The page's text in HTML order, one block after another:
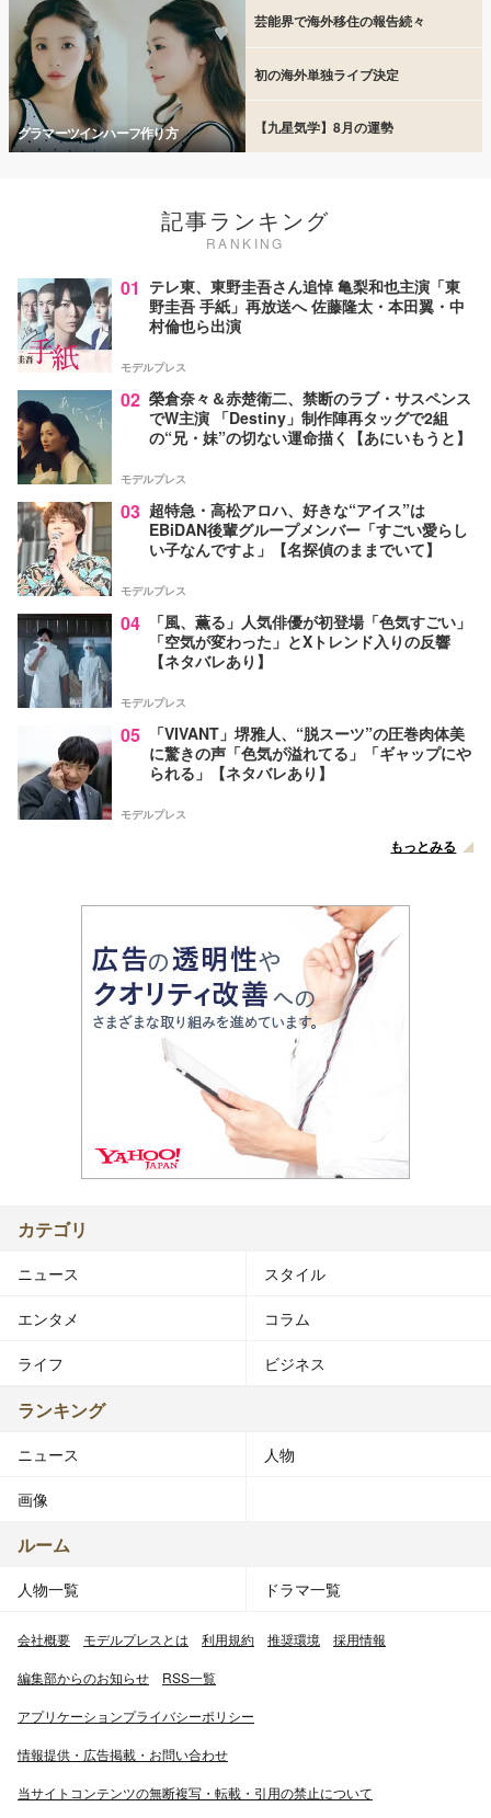
グラマーツインハーフ作り方
芸能界で海外移住の報告続々
初の海外単独ライブ決定
【九星気学】8月の運勢
記事ランキング
RANKING
01 テレ東、東野圭吾さん追悼 亀梨和也主演「東
野圭吾 手紙」再放送へ 佐藤隆太・本田翼・中
村倫也ら出演
モデルプレス
02 榮倉奈々＆赤楚衛二、禁断のラブ・サスペンス
でW主演 「Destiny」制作陣再タッグで2組
の“兄・妹”の切ない運命描く【あにいもうと】
モデルプレス
03 超特急・高松アロハ、好きな“アイス”は
EBiDAN後輩グループメンバー「すごい愛らし
い子なんですよ」【名探偵のままでいて】
モデルプレス
04
「風、薫る」人気俳優が初登場「色気すごい」
「空気が変わった」とXトレンド入りの反響
【ネタバレあり】
モデルプレス
05
「VIVANT」堺雅人、“脱スーツ”の圧巻肉体美
に驚きの声「色気が溢れてる」「ギャップにや
られる」【ネタバレあり】
モデルプレス
もっとみる
カテゴリ
ニュース スタイル
エンタメ コラム
ライフ ビジネス
ランキング
ニュース 人物
画像
ルーム
人物一覧 ドラマ一覧
会社概要 モデルプレスとは 利用規約 推奨環境 採用情報
編集部からのお知らせ RSS一覧
アプリケーションプライバシーポリシー
情報提供・広告掲載・お問い合わせ
当サイトコンテンツの無断複写・転載・引用の禁止について